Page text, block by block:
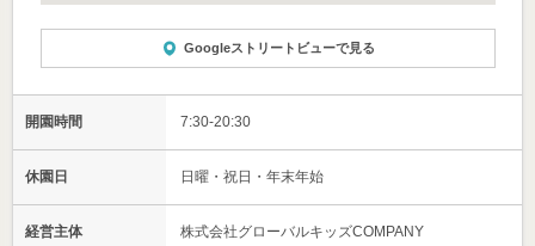
Googleストリートビューで見る
開園時間 7:30-20:30
休園日 日曜・祝日・年末年始
経営主体 株式会社グローバルキッズCOMPANY